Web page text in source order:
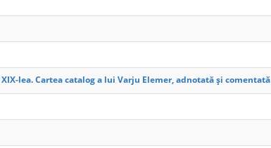
lea. Cartea catalog a lui Varju Elemer, adnotată şi comentată